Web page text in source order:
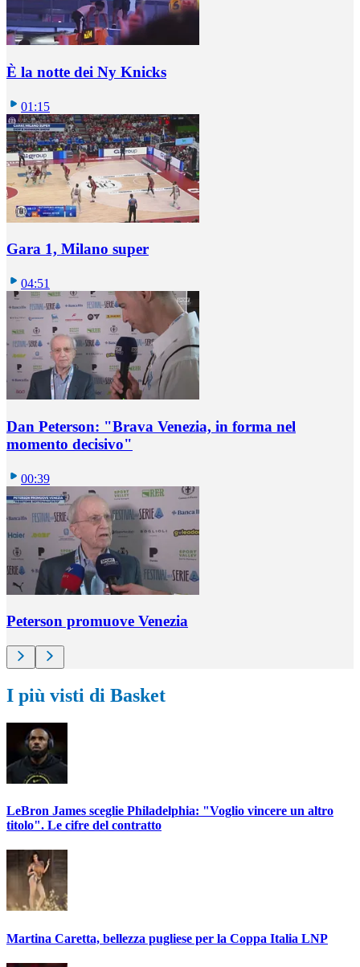
È la notte dei Ny Knicks
01:15
Gara 1, Milano super
04:51
Dan Peterson: "Brava Venezia, in forma nel
momento decisivo"
00:39
Peterson promuove Venezia
I più visti di Basket
LeBron James sceglie Philadelphia: "Voglio vincere un altro
titolo". Le cifre del contratto
Martina Caretta, bellezza pugliese per la Coppa Italia LNP